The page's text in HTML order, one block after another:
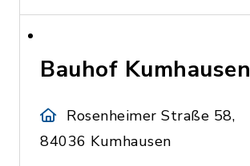
Bauhof Kumhausen
Rosenheimer Straße 58,
84036 Kumhausen